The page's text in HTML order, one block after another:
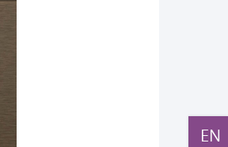
EN